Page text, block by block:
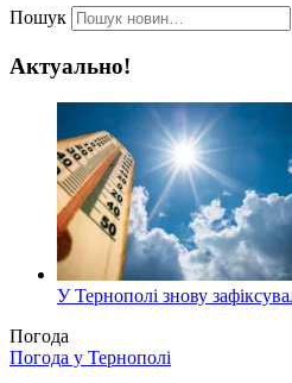
Пошук
Актуально!
У Тернополі знову
Погода
Погода у Тернополі